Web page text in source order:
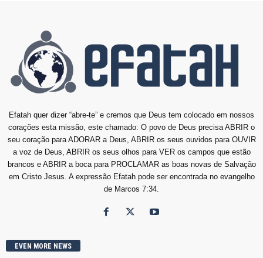
Efatah quer dizer “abre-te” e cremos que Deus tem colocado em nossos
corações esta missão, este chamado: O povo de Deus precisa ABRIR o
seu coração para ADORAR a Deus, ABRIR os seus ouvidos para OUVIR
a voz de Deus, ABRIR os seus olhos para VER os campos que estão
brancos e ABRIR a boca para PROCLAMAR as boas novas de Salvação
em Cristo Jesus. A expressão Efatah pode ser encontrada no evangelho
de Marcos 7:34.
EVEN MORE NEWS